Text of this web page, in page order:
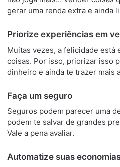
gerar uma renda extra e ainda
Priorize experiências em
Muitas vezes, a felicidade está
coisas. Por isso, priorizar isso
dinheiro e ainda te trazer mais
Faça um seguro
Seguros podem parecer uma
podem te salvar de grandes
Vale a pena avaliar.
Automatize suas economias